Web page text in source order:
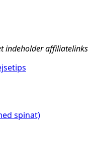
indeholder affiliatelinks
spinat)